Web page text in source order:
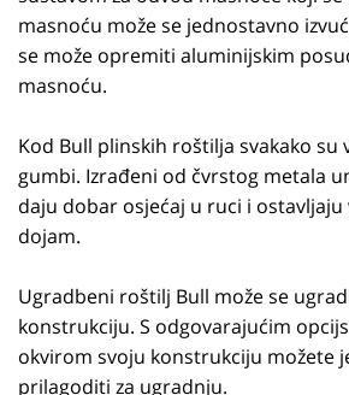
masnoću može se jednostavno
se može opremiti aluminijskim
masnoću.
Kod Bull plinskih roštilja svakako su
gumbi. Izrađeni od čvrstog metala
daju dobar osjećaj u ruci i
dojam.
Ugradbeni roštilj Bull može se
konstrukciju. S odgovarajućim
okvirom svoju konstrukciju možete
prilagoditi za ugradnju.